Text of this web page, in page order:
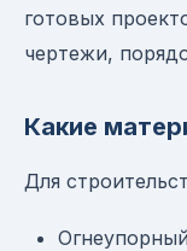
готовых
чертежи,
Какие
Для